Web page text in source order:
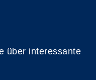
über interessante